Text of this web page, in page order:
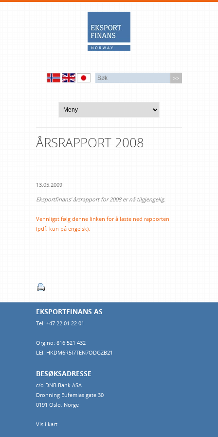
ÅRSRAPPORT 2008
13.05.2009
Eksportfinans' årsrapport for 2008 er nå tilgjengelig.
Vennligst følg denne linken for å laste ned rapporten
(pdf, kun på engelsk).
EKSPORTFINANS AS
Tel: +47 22 01 22 01
Org.no: 816 521 432
LEI: HKDM6R5I7TEN7ODGZB21
BESØKSADRESSE
c/o DNB Bank ASA
Dronning Eufemias gate 30
0191 Oslo, Norge
Vis i kart